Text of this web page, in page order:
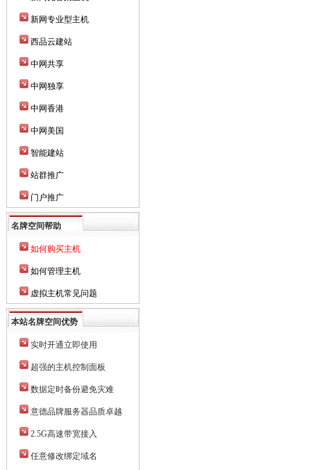
新网专业型主机
西品云建站
中网共享
中网独享
中网香港
中网美国
智能建站
站群推广
门户推广
名牌空间帮助
如何购买主机
如何管理主机
虚拟主机常见问题
本站名牌空间优势
实时开通立即使用
超强的主机控制面板
数据定时备份避免灾难
意德品牌服务器品质卓越
2.5G高速带宽接入
任意修改绑定域名